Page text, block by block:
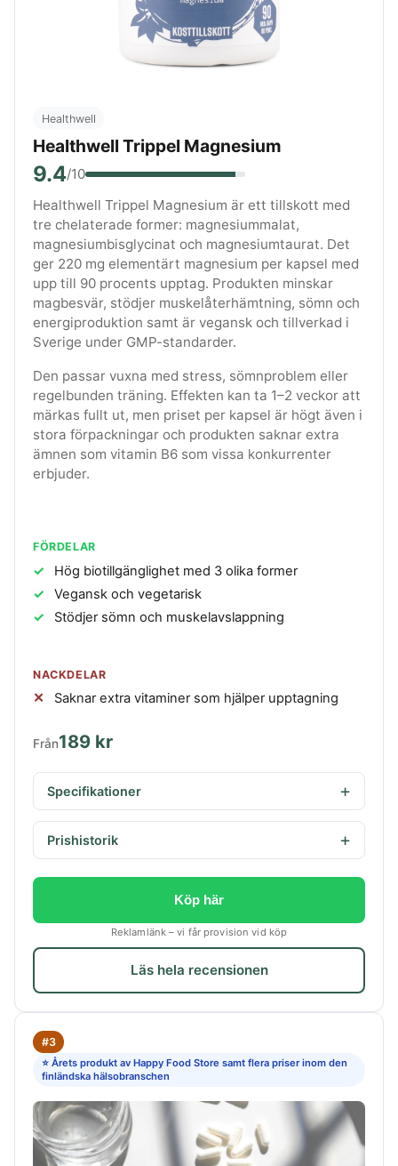
Healthwell
Healthwell Trippel Magnesium
9.4/10
Healthwell Trippel Magnesium är ett tillskott med
tre chelaterade former: magnesiummalat,
magnesiumbisglycinat och magnesiumtaurat. Det
ger 220 mg elementärt magnesium per kapsel med
upp till 90 procents upptag. Produkten minskar
magbesvär, stödjer muskelåterhämtning, sömn och
energiproduktion samt är vegansk och tillverkad i
Sverige under GMP-standarder.
Den passar vuxna med stress, sömnproblem eller
regelbunden träning. Effekten kan ta 1–2 veckor att
märkas fullt ut, men priset per kapsel är högt även i
stora förpackningar och produkten saknar extra
ämnen som vitamin B6 som vissa konkurrenter
erbjuder.
FÖRDELAR
Hög biotillgänglighet med 3 olika former
Vegansk och vegetarisk
Stödjer sömn och muskelavslappning
NACKDELAR
Saknar extra vitaminer som hjälper upptagning
Från189 kr
Specifikationer
Prishistorik
Köp här
Reklamlänk – vi får provision vid köp
Läs hela recensionen
#3
⭐ Årets produkt av Happy Food Store samt flera priser inom den
finländska hälsobranschen